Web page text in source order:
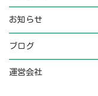
お知らせ
ブログ
運営会社